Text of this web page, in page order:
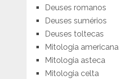
Deuses romanos
Deuses sumérios
Deuses toltecas
Mitologia americana
Mitologia asteca
Mitologia celta